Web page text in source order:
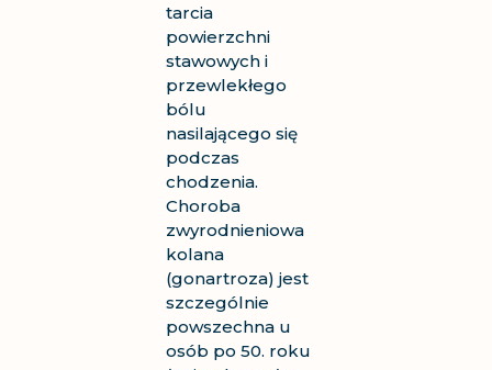
tarcia
powierzchni
stawowych i
przewlekłego
bólu
nasilającego się
podczas
chodzenia.
Choroba
zwyrodnieniowa
kolana
(gonartroza) jest
szczególnie
powszechna u
osób po 50. roku